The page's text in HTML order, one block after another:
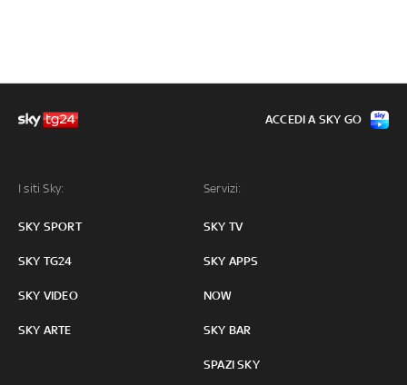
I siti Sky:
SKY SPORT
SKY TG24
SKY VIDEO
SKY ARTE
Servizi:
SKY TV
SKY APPS
NOW
SKY BAR
SPAZI SKY
ACCEDI A SKY GO